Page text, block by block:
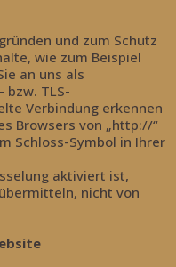
und zum Schutz
wie zum Beispiel
an uns als
bzw. TLS-
Verbindung erkennen
Browsers von „http://“
Schloss-Symbol in Ihrer
aktiviert ist,
nicht von